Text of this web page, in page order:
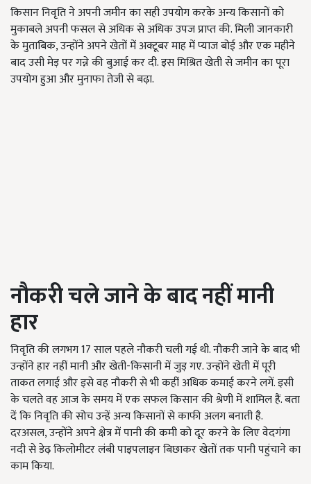
किसान निवृति ने अपनी जमीन का सही उपयोग करके अन्य किसानों को
मुकाबले अपनी फसल से अधिक से अधिक उपज प्राप्त की. मिली जानकारी
के मुताबिक, उन्होंने अपने खेतों में अक्टूबर माह में प्याज बोई और एक महीने
बाद उसी मेड़ पर गन्ने की बुआई कर दी. इस मिश्रित खेती से जमीन का पूरा
उपयोग हुआ और मुनाफा तेजी से बढ़ा.
नौकरी चले जाने के बाद नहीं मानी
हार
निवृति की लगभग 17 साल पहले नौकरी चली गई थी. नौकरी जाने के बाद भी
उन्होंने हार नहीं मानी और खेती-किसानी में जुड़ गए. उन्होंने खेती में पूरी
ताकत लगाई और इसे वह नौकरी से भी कहीं अधिक कमाई करने लगें. इसी
के चलते वह आज के समय में एक सफल किसान की श्रेणी में शामिल हैं. बता
दें कि निवृति की सोच उन्हें अन्य किसानों से काफी अलग बनाती है.
दरअसल, उन्होंने अपने क्षेत्र में पानी की कमी को दूर करने के लिए वेदगंगा
नदी से डेढ़ किलोमीटर लंबी पाइपलाइन बिछाकर खेतों तक पानी पहुंचाने का
काम किया.